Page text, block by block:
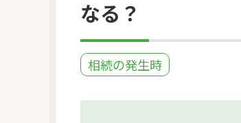
なる？
相続の発生時